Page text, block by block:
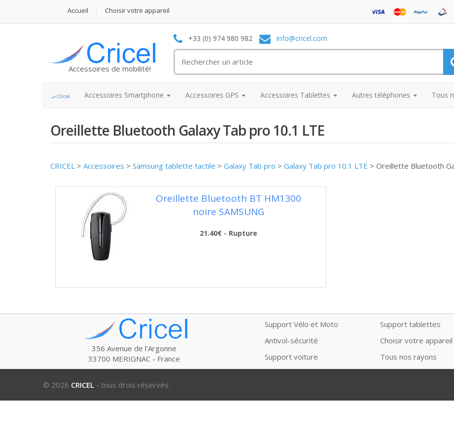
Accueil Choisir votre appareil
Accessoires de mobilité!
+33 (0) 974 980 982 info@cricel.com
Accessoires Smartphone Accessoires GPS Accessoires Tablettes Autres téléphones Tous
Oreillette Bluetooth Galaxy Tab pro 10.1 LTE
CRICEL > Accessoires > Samsung tablette tactile > Galaxy Tab pro > Galaxy Tab pro 10.1 LTE > Oreillette Bluetooth
Oreillette Bluetooth BT HM1300
noire SAMSUNG
21.40€ - Rupture
356 Avenue de l'Argonne
33700 MERIGNAC - France
Support Vélo et Moto
Antivol-sécurité
Support voiture
Support tablettes
Choisir votre appareil
Tous nos rayons
© 2026 CRICEL - tous drois réservés.